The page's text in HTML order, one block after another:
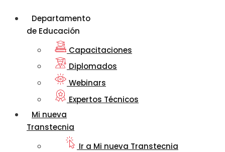
Departamento
de Educación
Capacitaciones
Diplomados
Webinars
Expertos Técnicos
Mi nueva
Transtecnia
Ir a Mi nueva Transtecnia